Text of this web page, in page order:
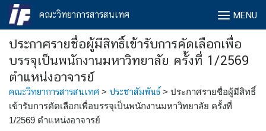
Skip
คณะวิทยาการสารสนเทศ MENU
ประกาศรายชื่อผู้มีสิทธิ์เข้ารับการคัดเลือกเพื่อ
บรรจุเป็นพนักงานมหาวิทยาลัย ครั้งที่ 1/2569
ตำแหน่งอาจารย์
คณะวิทยาการสารสนเทศ > ประชาสัมพันธ์ > ประกาศรายชื่อผู้มีสิทธิ์
เข้ารับการคัดเลือกเพื่อบรรจุเป็นพนักงานมหาวิทยาลัย ครั้งที่
1/2569 ตำแหน่งอาจารย์